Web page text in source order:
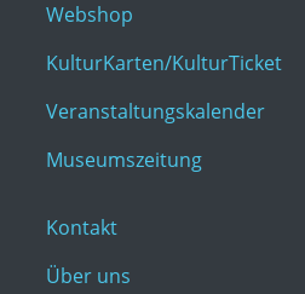
Webshop
KulturKarten/KulturTicket
Veranstaltungskalender
Museumszeitung
Kontakt
Über uns